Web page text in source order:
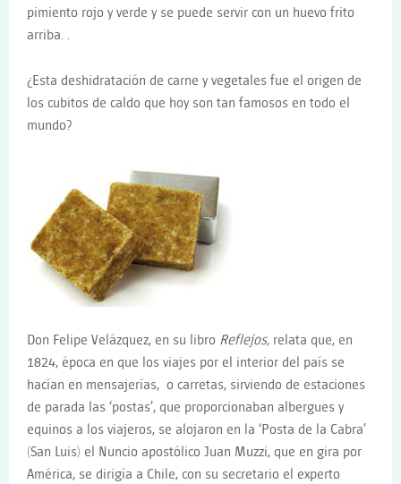
pimiento rojo y verde y se puede servir con un huevo frito
arriba. .
¿Esta deshidratación de carne y vegetales fue el origen de
los cubitos de caldo que hoy son tan famosos en todo el
mundo?
Don Felipe Velázquez, en su libro Reflejos, relata que, en
1824, época en que los viajes por el interior del país se
hacían en mensajerías, o carretas, sirviendo de estaciones
de parada las ‘postas’, que proporcionaban albergues y
equinos a los viajeros, se alojaron en la ‘Posta de la Cabra’
(San Luis) el Nuncio apostólico Juan Muzzi, que en gira por
América, se dirigía a Chile, con su secretario el experto